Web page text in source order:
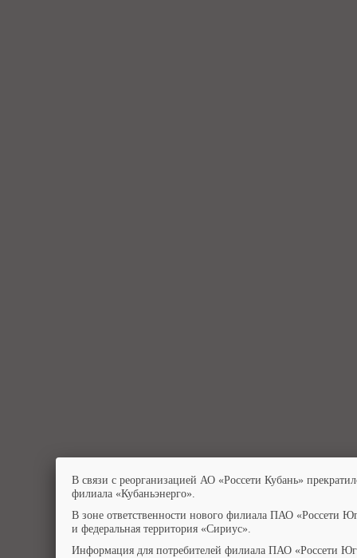
В связи с реорганизацией АО «Россети Кубань»
филиала «Кубаньэнерго».
В зоне ответственности нового филиала ПАО «Россети
и федеральная территория «Сириус».
Информация для потребителей филиала ПАО «Россети